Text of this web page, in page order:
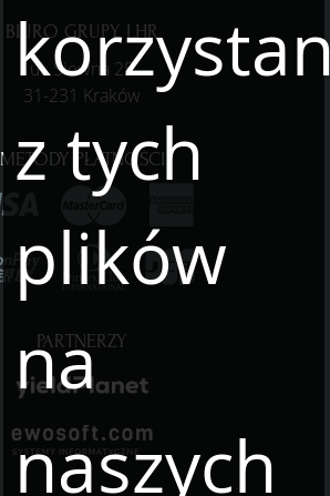
z tych
plików
na
naszych
BIURO GRUPY LHR
ul. Siewna 25
31-231 Kraków
METODY PŁATNOŚCI
PARTNERZY